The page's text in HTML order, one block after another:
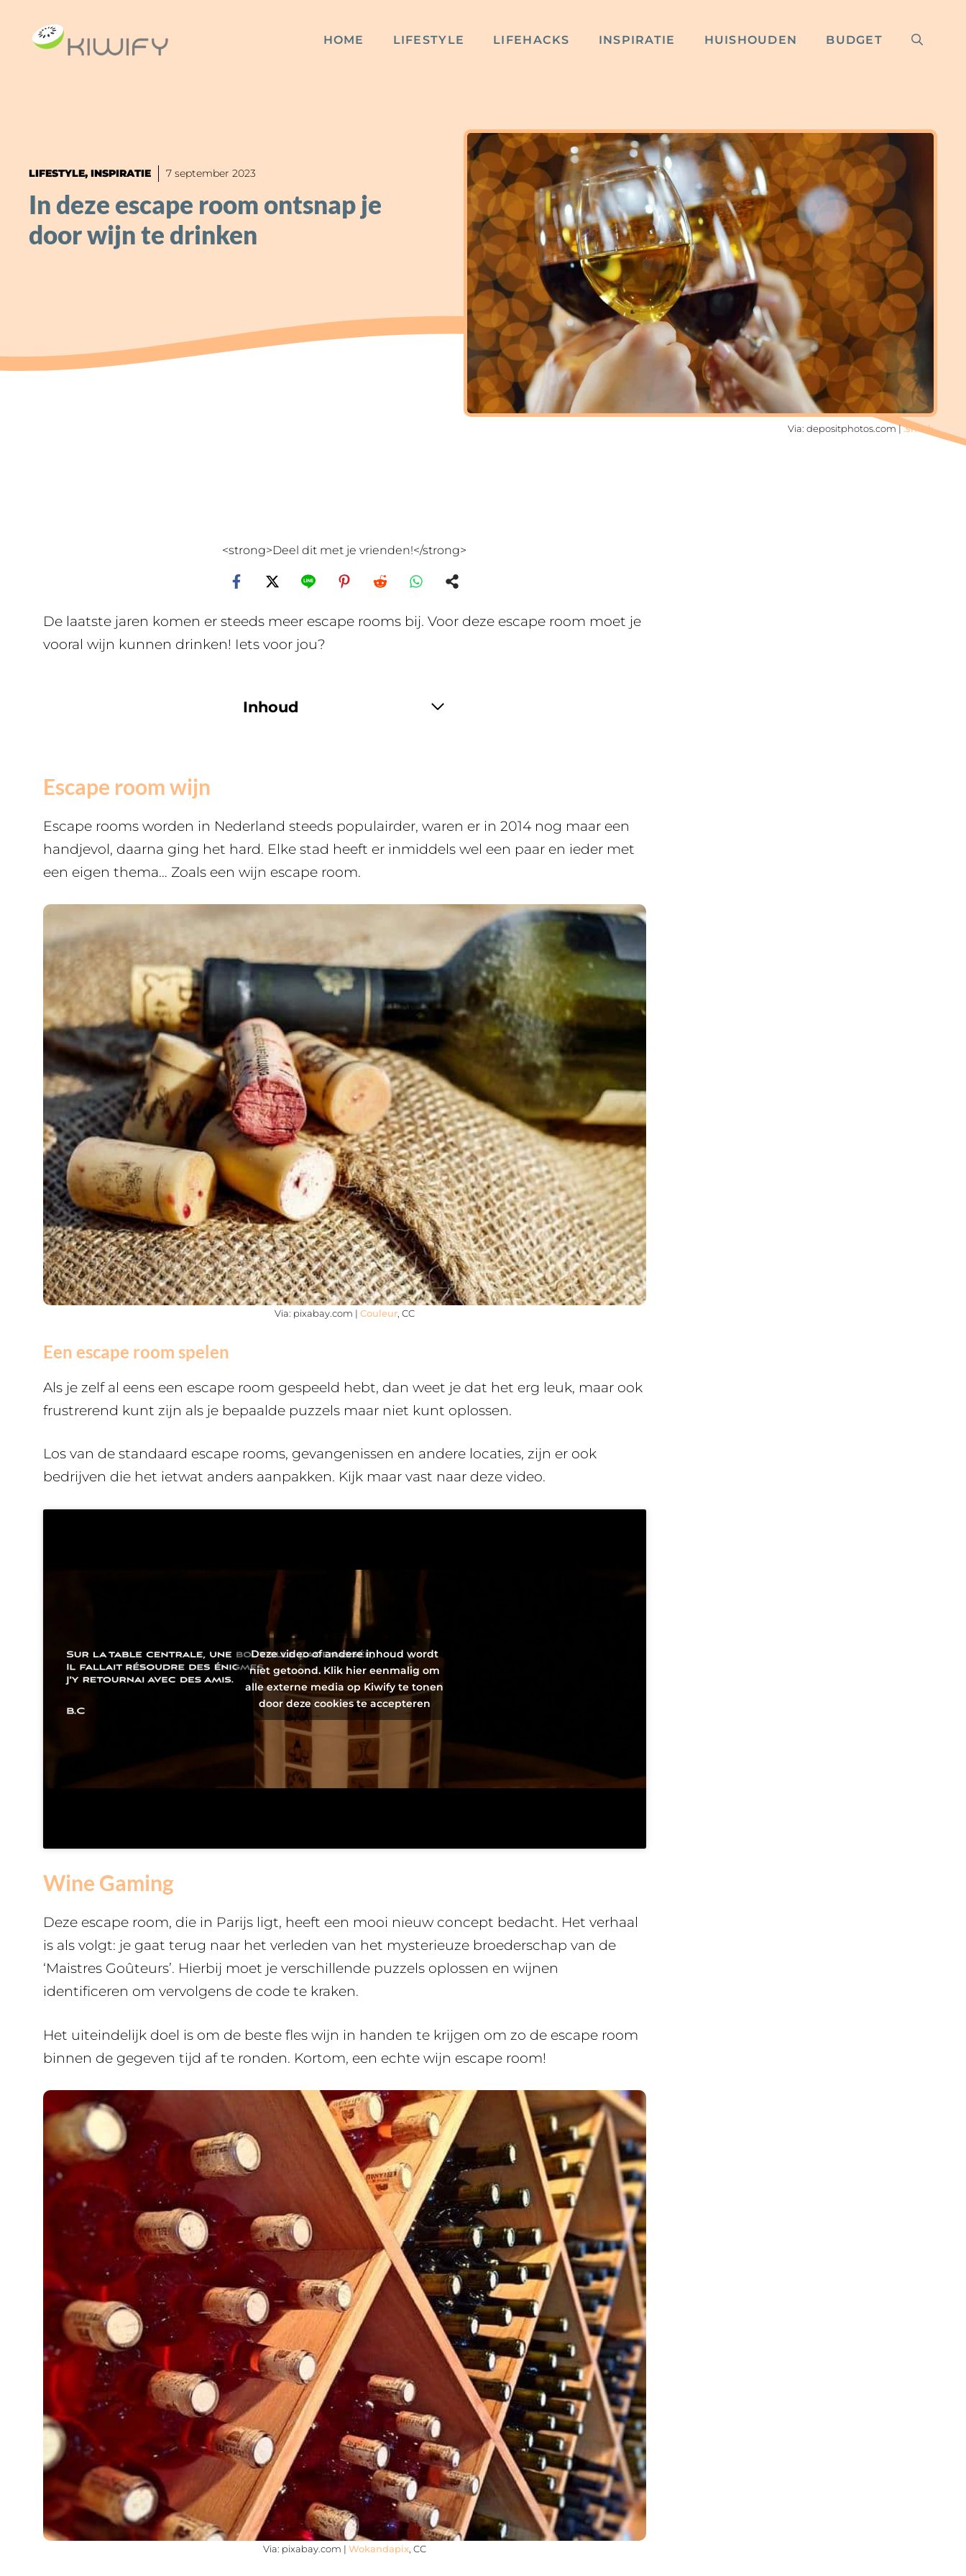
HOME LIFESTYLE LIFEHACKS INSPIRATIE HUISHOUDEN BUDGET
LIFESTYLE, INSPIRATIE 7 september 2023
In deze escape room ontsnap je
door wijn te drinken
Via: depositphotos.com |.shock
<strong>Deel dit met je vrienden!</strong>
De laatste jaren komen er steeds meer escape rooms bij. Voor deze escape room moet je
vooral wijn kunnen drinken! Iets voor jou?
Inhoud
Escape room wijn
Escape rooms worden in Nederland steeds populairder, waren er in 2014 nog maar een
handjevol, daarna ging het hard. Elke stad heeft er inmiddels wel een paar en ieder met
een eigen thema… Zoals een wijn escape room.
Via: pixabay.com | Couleur, CC
Een escape room spelen
Als je zelf al eens een escape room gespeeld hebt, dan weet je dat het erg leuk, maar ook
frustrerend kunt zijn als je bepaalde puzzels maar niet kunt oplossen.
Los van de standaard escape rooms, gevangenissen en andere locaties, zijn er ook
bedrijven die het ietwat anders aanpakken. Kijk maar vast naar deze video.
Deze video of andere inhoud wordt
niet getoond. Klik hier eenmalig om
alle externe media op Kiwify te tonen
door deze cookies te accepteren
Wine Gaming
Deze escape room, die in Parijs ligt, heeft een mooi nieuw concept bedacht. Het verhaal
is als volgt: je gaat terug naar het verleden van het mysterieuze broederschap van de
‘Maistres Goûteurs’. Hierbij moet je verschillende puzzels oplossen en wijnen
identificeren om vervolgens de code te kraken.
Het uiteindelijk doel is om de beste fles wijn in handen te krijgen om zo de escape room
binnen de gegeven tijd af te ronden. Kortom, een echte wijn escape room!
Via: pixabay.com | Wokandapix, CC